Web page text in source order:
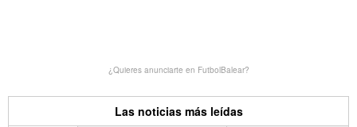
¿Quieres anunciarte en FutbolBalear?
Las noticias más leídas